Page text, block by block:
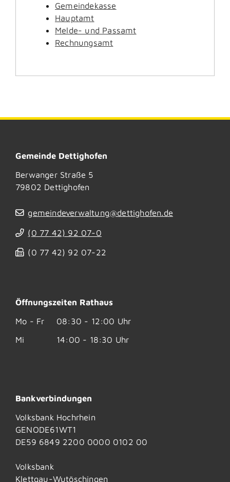
Gemeindekasse
Hauptamt
Melde- und Passamt
Rechnungsamt
Gemeinde Dettighofen
Berwanger Straße 5
79802 Dettighofen
gemeindeverwaltung@dettighofen.de
(0 77 42) 92 07-0
(0 77 42) 92 07-22
Öffnungszeiten Rathaus
Mo - Fr
08:30 - 12:00 Uhr
Mi
14:00 - 18:30 Uhr
Bankverbindungen
Volksbank Hochrhein
GENODE61WT1
DE59 6849 2200 0000 0102 00
Volksbank
Klettgau-Wutöschingen